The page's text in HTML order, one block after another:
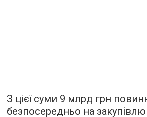
З цієї суми 9 млрд грн
безпосередньо на